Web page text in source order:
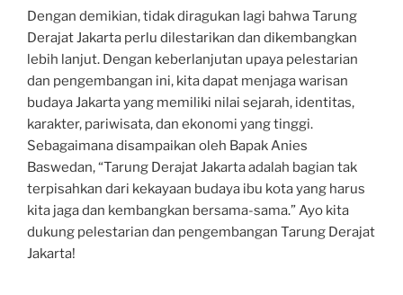
Dengan demikian, tidak diragukan lagi bahwa Tarung
Derajat Jakarta perlu dilestarikan dan dikembangkan
lebih lanjut. Dengan keberlanjutan upaya pelestarian
dan pengembangan ini, kita dapat menjaga warisan
budaya Jakarta yang memiliki nilai sejarah, identitas,
karakter, pariwisata, dan ekonomi yang tinggi.
Sebagaimana disampaikan oleh Bapak Anies
Baswedan, “Tarung Derajat Jakarta adalah bagian tak
terpisahkan dari kekayaan budaya ibu kota yang harus
kita jaga dan kembangkan bersama-sama.” Ayo kita
dukung pelestarian dan pengembangan Tarung Derajat
Jakarta!